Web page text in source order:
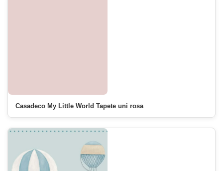
Casadeco My Little World Tapete uni rosa